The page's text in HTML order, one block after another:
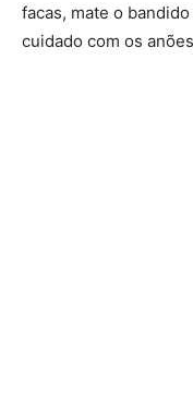
facas, mate o
cuidado com os